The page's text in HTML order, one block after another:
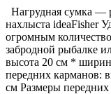
Нагрудная сумка —
нахлыста ideaFisher
огромным
забродной рыбалке
высота 20 см *
передних карманов:
см Размеры